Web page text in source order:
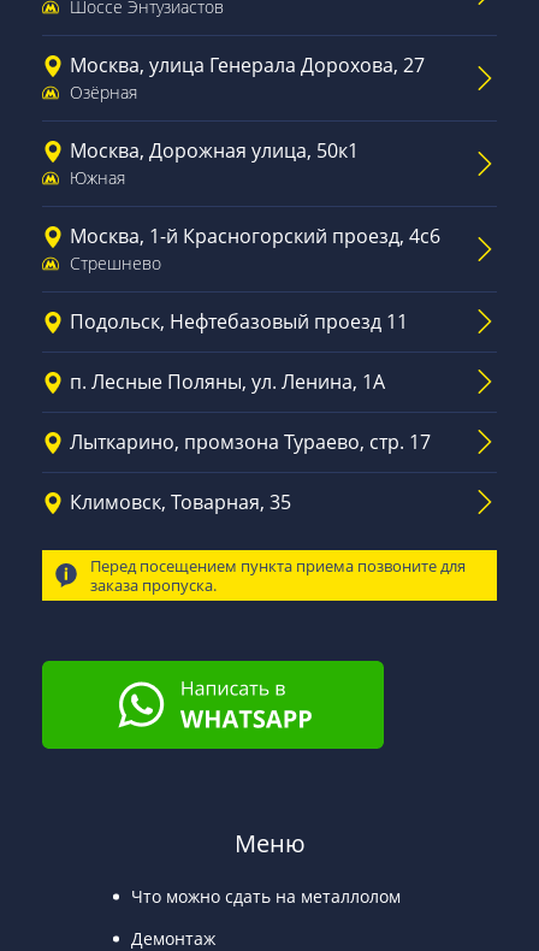
Шоссе Энтузиастов
Москва, улица Генерала Дорохова, 27
Озёрная
Москва, Дорожная улица, 50к1
Южная
Москва, 1-й Красногорский проезд, 4с6
Стрешнево
Подольск, Нефтебазовый проезд 11
п. Лесные Поляны, ул. Ленина, 1А
Лыткарино, промзона Тураево, стр. 17
Климовск, Товарная, 35
Перед посещением пункта приема позвоните для
заказа пропуска.
Меню
Что можно сдать на металлолом
Демонтаж